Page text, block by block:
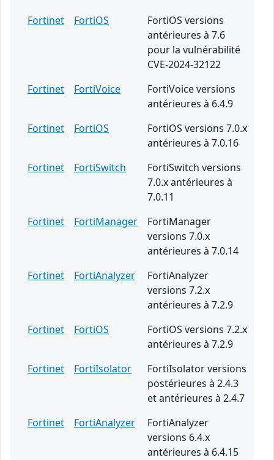
Fortinet
FortiOS
FortiOS versions
antérieures à 7.6
pour la vulnérabilité
CVE-2024-32122
Fortinet
FortiVoice
FortiVoice versions
antérieures à 6.4.9
Fortinet
FortiOS
FortiOS versions 7.0.x
antérieures à 7.0.16
Fortinet
FortiSwitch
FortiSwitch versions
7.0.x antérieures à
7.0.11
Fortinet
FortiManager
FortiManager
versions 7.0.x
antérieures à 7.0.14
Fortinet
FortiAnalyzer
FortiAnalyzer
versions 7.2.x
antérieures à 7.2.9
Fortinet
FortiOS
FortiOS versions 7.2.x
antérieures à 7.2.9
Fortinet
FortiIsolator
FortiIsolator versions
postérieures à 2.4.3
et antérieures à 2.4.7
Fortinet
FortiAnalyzer
FortiAnalyzer
versions 6.4.x
antérieures à 6.4.15